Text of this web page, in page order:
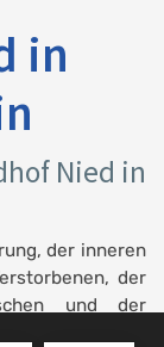
in
Nied in
der inneren
der
und der